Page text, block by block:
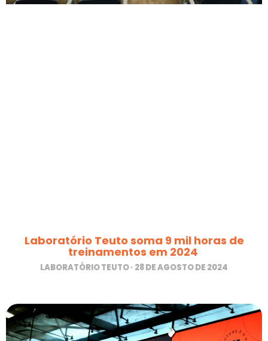
Laboratório Teuto soma 9 mil horas de
treinamentos em 2024
LABORATÓRIO TEUTO 28 DE AGOSTO DE 2024